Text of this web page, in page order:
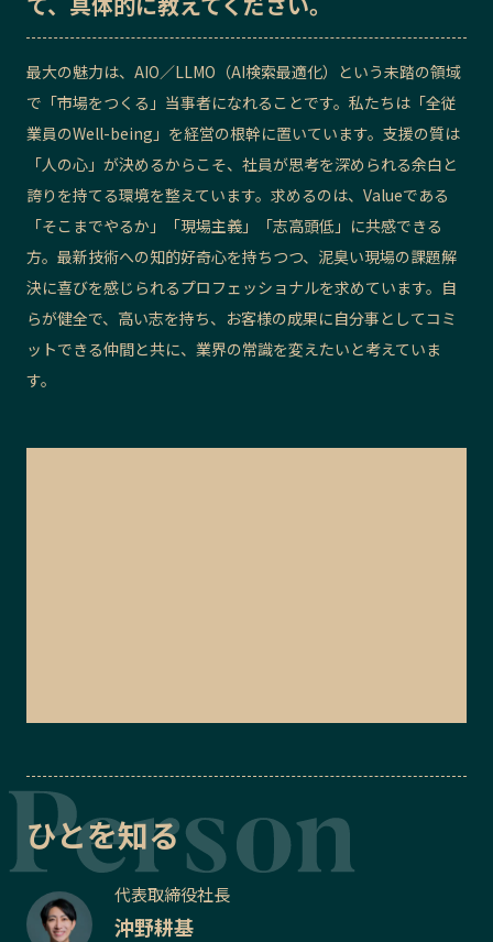
最大の魅力は、AIO／LLMO（AI検索最適化）という未踏の領域
で「市場をつくる」当事者になれることです。私たちは「全従
業員のWell-being」を経営の根幹に置いています。支援の質は
「人の心」が決めるからこそ、社員が思考を深められる余白と
誇りを持てる環境を整えています。求めるのは、Valueである
「そこまでやるか」「現場主義」「志高頭低」に共感できる
方。最新技術への知的好奇心を持ちつつ、泥臭い現場の課題解
決に喜びを感じられるプロフェッショナルを求めています。自
らが健全で、高い志を持ち、お客様の成果に自分事としてコミ
ットできる仲間と共に、業界の常識を変えたいと考えていま
す。
ひとを知る
代表取締役社長
沖野耕基